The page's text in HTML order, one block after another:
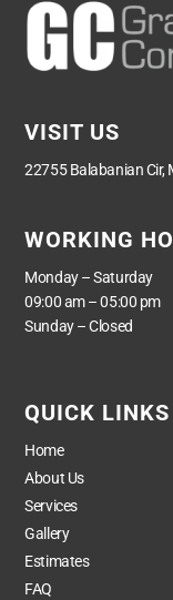
VISIT US
22755 Balabanian Cir,
WORKING
Monday – Saturday
09:00 am – 05:00 pm
Sunday – Closed
QUICK LINKS
Home
About Us
Services
Gallery
Estimates
FAQ